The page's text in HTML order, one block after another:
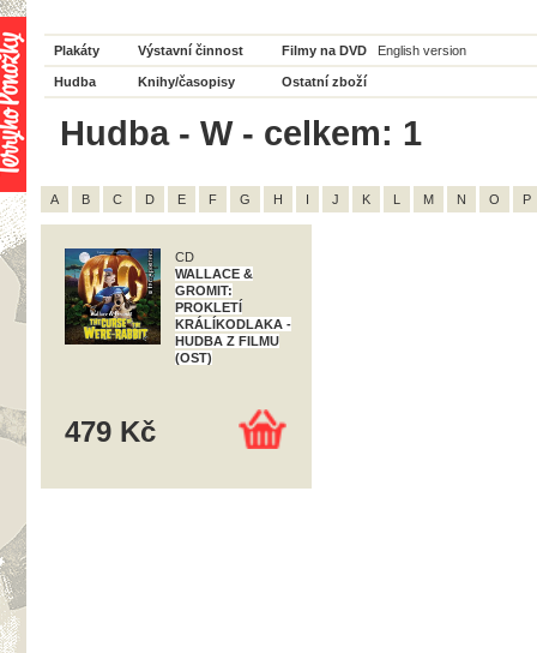
Plakáty Výstavní činnost Filmy na DVD English version
Hudba Knihy/časopisy Ostatní zboží
Hudba - W - celkem: 1
A B C D E F G H I J K L M N O P
CD
WALLACE &
GROMIT:
PROKLETÍ
KRÁLÍKODLAKA -
HUDBA Z FILMU
(OST)
479 Kč